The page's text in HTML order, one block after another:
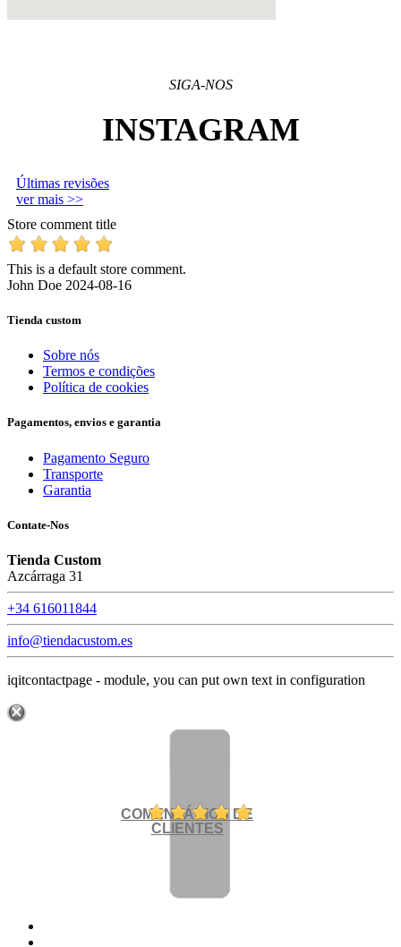
SIGA-NOS
INSTAGRAM
Últimas revisões
ver mais >>
Store comment title
This is a default store comment.
John Doe 2024-08-16
Tienda custom
Sobre nós
Termos e condições
Política de cookies
Pagamentos, envios e garantia
Pagamento Seguro
Transporte
Garantia
Contate-Nos
Tienda Custom
Azcárraga 31
+34 616011844
info@tiendacustom.es
iqitcontactpage - module, you can put own text in configuration
COMENTÁRIOS DE
CLIENTES